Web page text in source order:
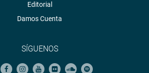
Editorial
Damos Cuenta
SÍGUENOS